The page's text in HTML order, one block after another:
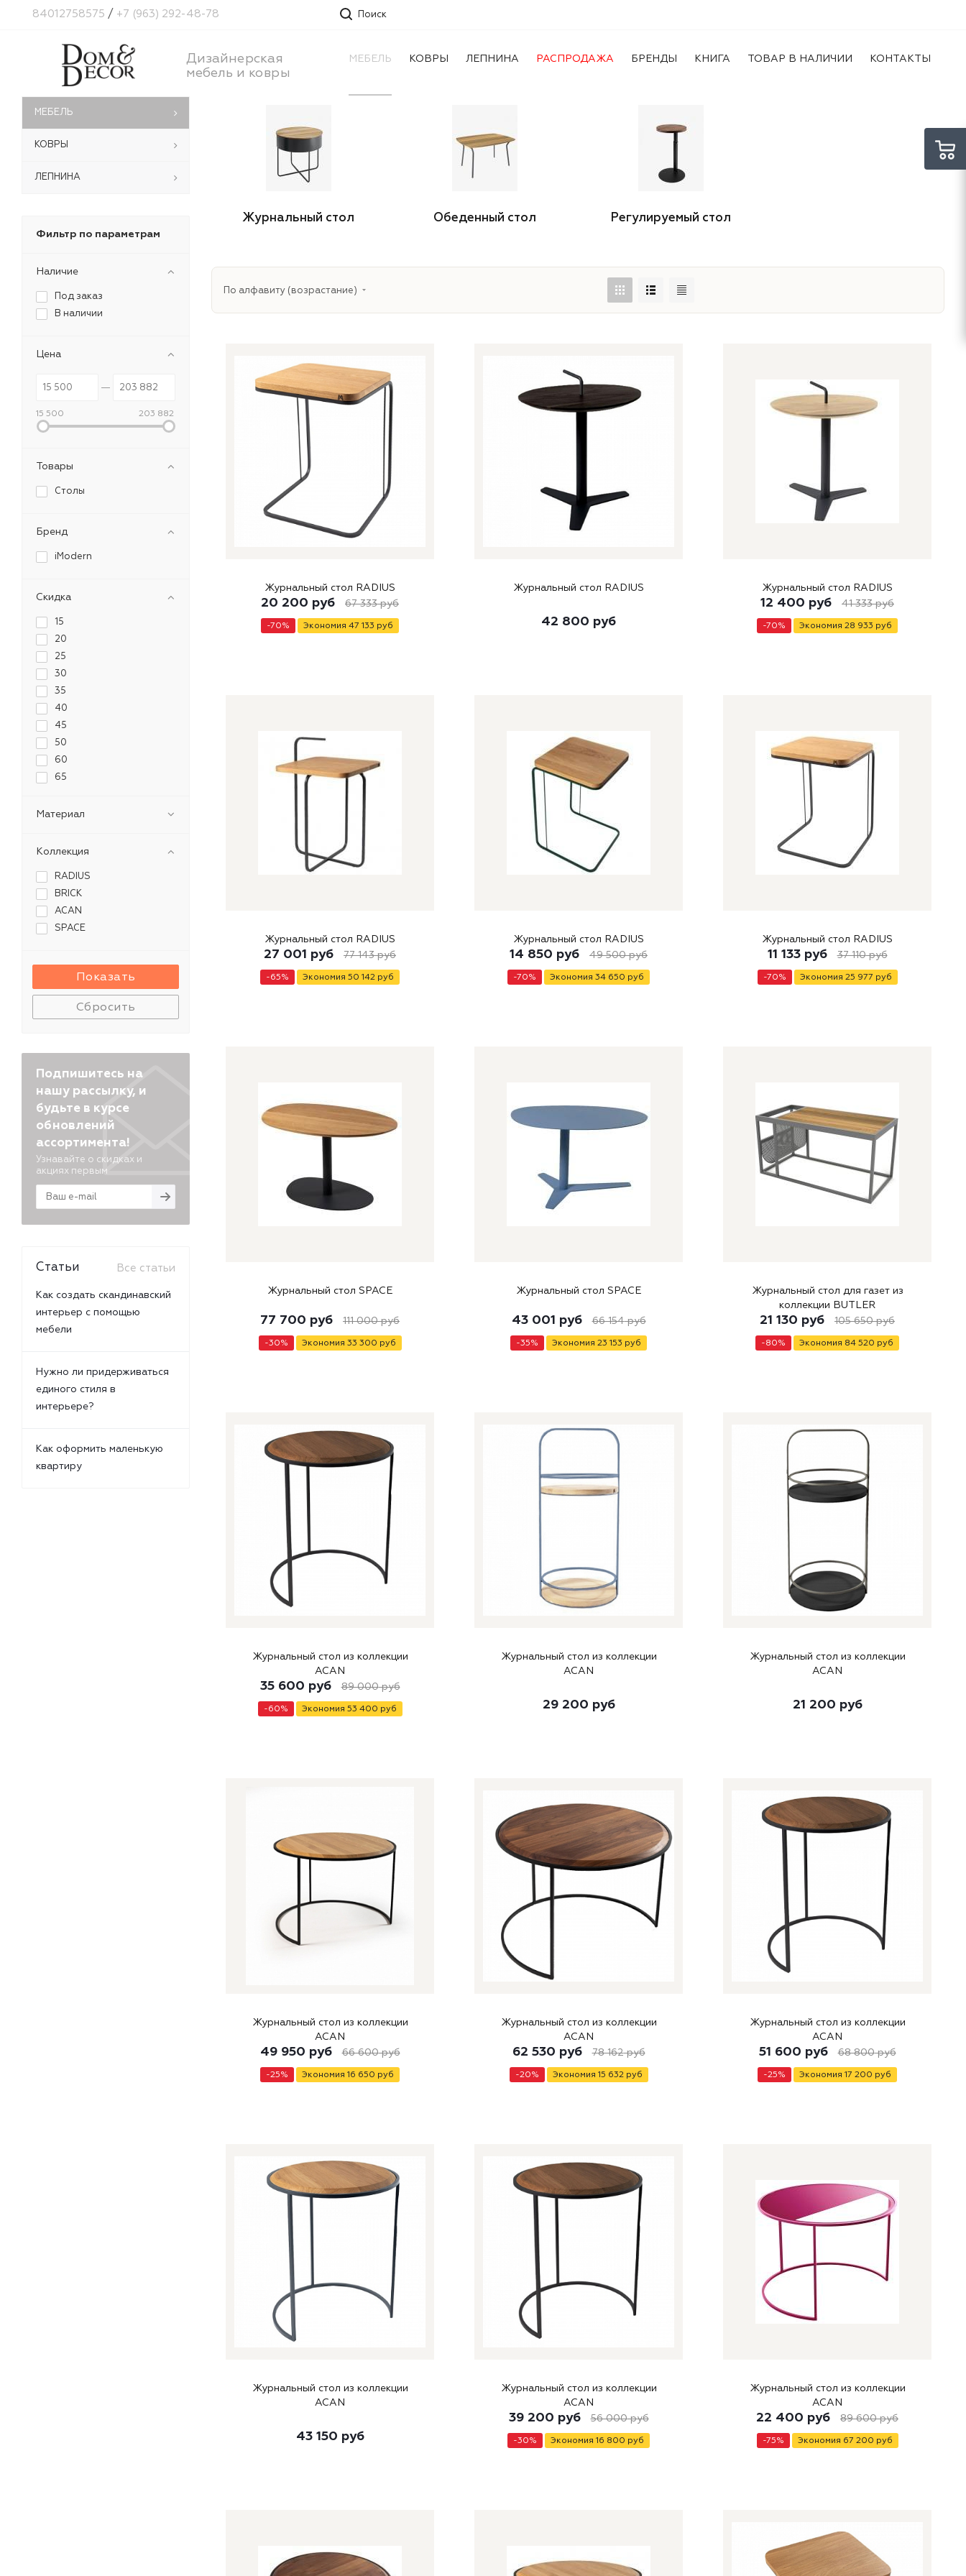
84012758575 / +7 (963) 292-48-78 Поиск
Дизайнерская
мебель и ковры
МЕБЕЛЬ КОВРЫ ЛЕПНИНА РАСПРОДАЖА БРЕНДЫ КНИГА ТОВАР В НАЛИЧИИ КОНТАКТЫ
Журнальный стол Обеденный стол Регулируемый стол
По алфавиту (возрастание)
Журнальный стол RADIUS
20 200 руб 67 333руб
-70% Экономия 47 133 руб
Журнальный стол RADIUS
42 800 руб
Журнальный стол RADIUS
12 400 руб 41 333руб
-70% Экономия 28 933 руб
Журнальный стол RADIUS
27 001 руб 77 143руб
-65% Экономия 50 142 руб
Журнальный стол RADIUS
14 850 руб 49 500руб
-70% Экономия 34 650 руб
Журнальный стол RADIUS
11 133руб 37 110руб
-70% Экономия 25 977 руб
Журнальный стол SPACE
77 700 руб 111 000руб
-30% Экономия 33 300 руб
Журнальный стол SPACE
43 001 руб 66 154руб
-35% Экономия 23 153 руб
Журнальный стол для газет из
коллекции BUTLER
21 130 руб 105 650руб
-80% Экономия 84 520 руб
Журнальный стол из коллекции
ACAN
35 600 руб 89 000руб
-60% Экономия 53 400 руб
Журнальный стол из коллекции
ACAN
29 200 руб
Журнальный стол из коллекции
ACAN
21 200 руб
Журнальный стол из коллекции
ACAN
49 950 руб 66 600руб
-25% Экономия 16 650 руб
Журнальный стол из коллекции
ACAN
62 530 руб 78 162руб
-20% Экономия 15 632руб
Журнальный стол из коллекции
ACAN
51 600 руб 68 800руб
-25% Экономия 17 200 руб
Журнальный стол из коллекции
ACAN
43 150 руб
Журнальный стол из коллекции
ACAN
39 200 руб 56 000руб
-30% Экономия 16 800 руб
Журнальный стол из коллекции
ACAN
22 400 руб 89 600руб
-75% Экономия 67 200 руб
МЕБЕЛЬ
КОВРЫ
ЛЕПНИНА
Фильтр по параметрам
Наличие
Под заказ
В наличии
Цена
15 500 203 882
Товары
Столы
Бренд
iModern
Скидка
15
20
25
30
35
40
45
50
60
65
75
Материал
Коллекция
RADIUS
BRICK
ACAN
SPACE
Сбросить
Подпишитесь на
нашу рассылку, и
будьте в курсе
обновлений
ассортимента!
Узнавайте о скидках и
акциях первым
Статьи Все статьи
Как создать скандинавский
интерьер с помощью
мебели
Нужно ли придерживаться
единого стиля в
интерьере?
Как оформить маленькую
квартиру